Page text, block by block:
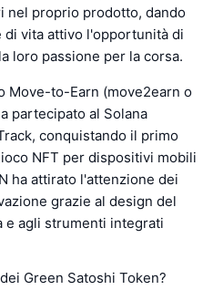
nel proprio prodotto, dando
vita attivo l'opportunità di
loro passione per la corsa.
Move-to-Earn (move2earn o
partecipato al Solana
conquistando il primo
NFT per dispositivi mobili
ha attirato l'attenzione dei
grazie al design del
agli strumenti integrati
Green Satoshi Token?